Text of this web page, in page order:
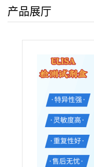
产品展厅